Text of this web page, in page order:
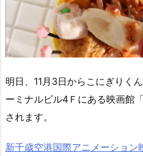
明日、11月3日からこにぎりく
ーミナルビル4Ｆにある映画館「
されます。
新千歳空港国際アニメーション